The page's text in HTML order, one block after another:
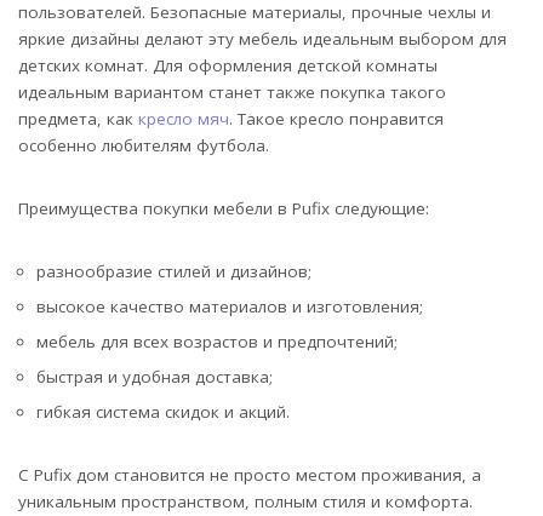
пользователей. Безопасные материалы, прочные чехлы и
яркие дизайны делают эту мебель идеальным выбором для
детских комнат. Для оформления детской комнаты
идеальным вариантом станет также покупка такого
предмета, как кресло мяч. Такое кресло понравится
особенно любителям футбола.
Преимущества покупки мебели в Pufix следующие:
разнообразие стилей и дизайнов;
высокое качество материалов и изготовления;
мебель для всех возрастов и предпочтений;
быстрая и удобная доставка;
гибкая система скидок и акций.
С Pufix дом становится не просто местом проживания, а
уникальным пространством, полным стиля и комфорта.